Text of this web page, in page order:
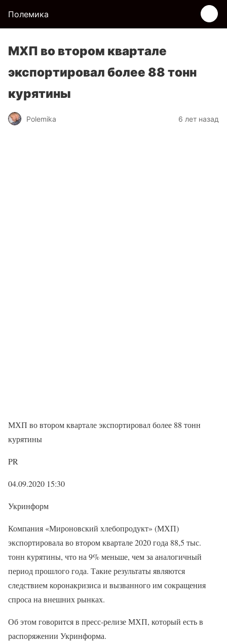
Полемика
МХП во втором квартале
экспортировал более 88 тонн
курятины
Polemika 6 лет назад
МХП во втором квартале экспортировал более 88 тонн
курятины
PR
04.09.2020 15:30
Укринформ
Компания «Мироновский хлебопродукт» (МХП)
экспортировала во втором квартале 2020 года 88,5 тыс.
тонн курятины, что на 9% меньше, чем за аналогичный
период прошлого года. Такие результаты являются
следствием коронакризиса и вызванного им сокращения
спроса на внешних рынках.
Об этом говорится в пресс-релизе МХП, который есть в
распоряжении Укринформа.